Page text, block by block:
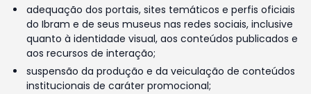
adequação dos portais, sites temáticos e perfis oficiais
do Ibram e de seus museus nas redes sociais, inclusive
quanto à identidade visual, aos conteúdos publicados e
aos recursos de interação;
suspensão da produção e da veiculação de conteúdos
institucionais de caráter promocional;